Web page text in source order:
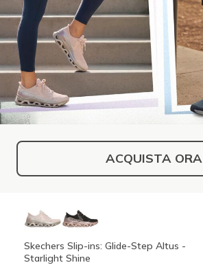
ACQUISTA ORA
Skechers Slip-ins: Glide-Step Altus -
Starlight Shine